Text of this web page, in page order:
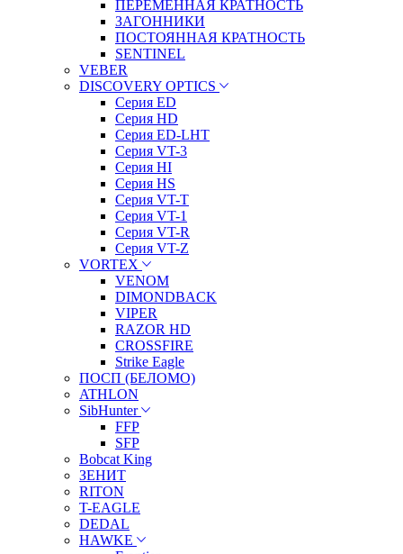
ПЕРЕМЕННАЯ КРАТНОСТЬ
ЗАГОННИКИ
ПОСТОЯННАЯ КРАТНОСТЬ
SENTINEL
VEBER
DISCOVERY OPTICS
Серия ED
Серия HD
Серия ED-LHT
Серия VT-3
Серия HI
Серия HS
Серия VT-T
Серия VT-1
Серия VT-R
Серия VT-Z
VORTEX
VENOM
DIMONDBACK
VIPER
RAZOR HD
CROSSFIRE
Strike Eagle
ПОСП (БЕЛОМО)
ATHLON
SibHunter
FFP
SFP
Bobcat King
ЗЕНИТ
RITON
T-EAGLE
DEDAL
HAWKE